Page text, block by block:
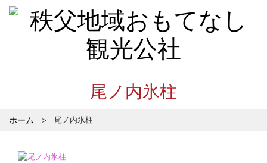
尾ノ内氷柱
ホーム 尾ノ内氷柱